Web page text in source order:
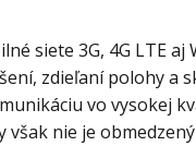
siete 3G, 4G LTE
zdieľaní polohy a
vo vysokej
však nie je